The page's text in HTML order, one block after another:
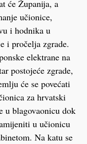
će Županija, a
učionice,
i hodnika u
i pročelja zgrade.
elektrane na
postojeće zgrade,
će se povećati
za hrvatski
u blagovaonicu dok
u učionicu
Na katu se